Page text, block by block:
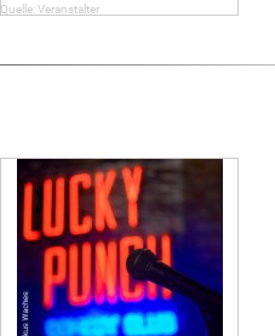
Quelle: Veranstalter